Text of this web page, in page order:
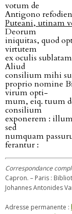
votum de
Antigono
Puteani, utinam
Deorum
iniquitas, quod
virtutem
ex oculis
Aliud
consilium mihi
proprio nomine
virum opti-
mum, eiq. tuum
consilium
exponerem :
sed
numquam
ferantur :
Correspondance
Capron. – Paris :
Johannes Antonides
Adresse permanente :